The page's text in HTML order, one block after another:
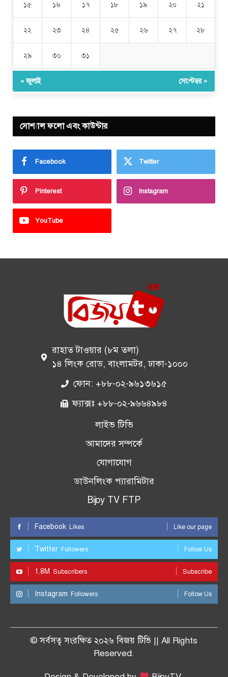
১৫ ১৬ ১৭ ১৮ ১৯ ২০ ২১
২২ ২৩ ২৪ ২৫ ২৬ ২৭ ২৮
২৯ ৩০ ৩১
« জুলাই সেপ্টেম্বর »
সোশ্যাল ফলো এবং কাউন্টার
Facebook Twitter
Pinterest Instagram
YouTube
রাহাত টাওয়ার (৮ম তলা)
১৪ লিংক রোড, বাংলামটর, ঢাকা-১০০০
ফোন: +৮৮-০২-৯৬১৩৬১৫
ফ্যাক্সঃ +৮৮-০২-৯৬৬৪৯৮৪
লাইভ টিভি
আমাদের সম্পর্কে
যোগাযোগ
ডাউনলিংক প্যারামিটার
Bijoy TV FTP
Facebook Likes Like our page
Twitter Followers Follow Us
1.8M Subscribers Subscribe
Instagram Followers Follow Us
© সর্বসত্ব সংরক্ষিত ২০২৬ বিজয় টিভি || All Rights
Reserved.